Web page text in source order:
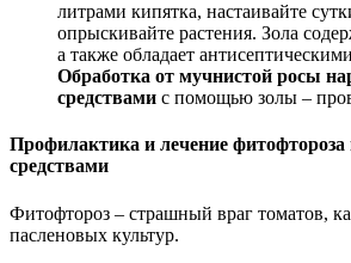
литрами кипятка, настаивайте
опрыскивайте растения. Зола
а также обладает
Обработка от мучнистой росы
средствами с помощью золы –
Профилактика и лечение
средствами
Фитофтороз – страшный враг томатов,
пасленовых культур.